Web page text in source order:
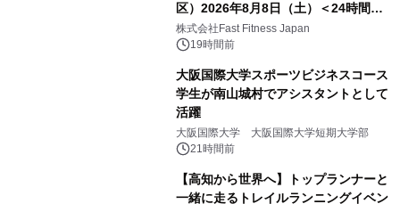
区）2026年8月8日（土）＜24時間年
中無休のフィットネスジム＞
株式会社Fast Fitness Japan
19時間前
大阪国際大学スポーツビジネスコース
学生が南山城村でアシスタントとして
活躍
大阪国際大学 大阪国際大学短期大学部
21時間前
【高知から世界へ】トップランナーと
一緒に走るトレイルランニングイベン